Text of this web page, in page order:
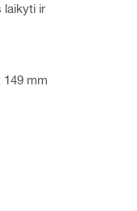
laikyti ir
149 mm